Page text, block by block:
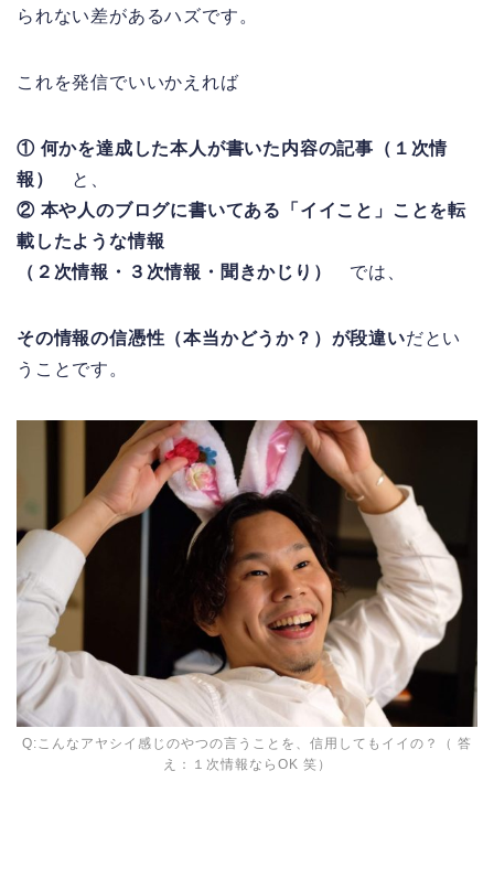
られない差があるハズです。
これを発信でいいかえれば
① 何かを達成した本人が書いた内容の記事（１次情
報）
と、
② 本や人のブログに書いてある「イイこと」ことを転
載したような情報
（２次情報・３次情報・聞きかじり） では、
その情報の信憑性（本当かどうか？）が段違いだとい
うことです。
Q:こんなアヤシイ感じのやつの言うことを、信用してもイイの？（ 答
え：１次情報ならOK 笑）